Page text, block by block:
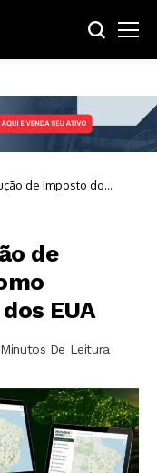
de imposto do
a tarifas dos EUA
de
EUA
Minutos De Leitura